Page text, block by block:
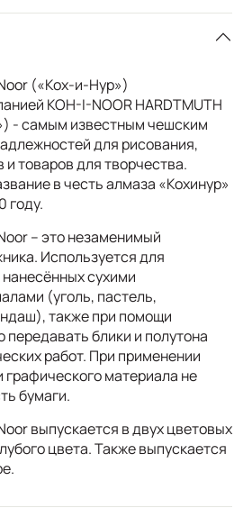
(«Кох-и-Нур»)
KOH-I-NOOR HARDTMUTH
- самым известным чешским
для рисования,
и товаров для творчества.
в честь алмаза «Кохинур»
году.
– это незаменимый
Используется для
сухими
(уголь, пастель,
также при помощи
блики и полутона
работ. При применении
графического материала не
бумаги.
выпускается в двух цветовых
цвета. Также выпускается